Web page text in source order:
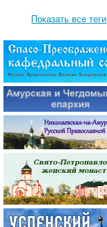
Показать все теги